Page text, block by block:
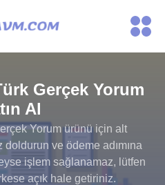
Gerçek Yorum
Al
Yorum ürünü için alt
ve ödeme adımına
işlem sağlanamaz, lütfen
açık hale getiriniz.